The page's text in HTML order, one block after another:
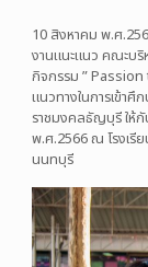
10 สิงหาคม พ.ศ
งานแนะแนว คณะบริ
กิจกรรม ” Passion
แนวทางในการเข้า
ราชมงคลธัญบุรี ให้
พ.ศ.2566 ณ โรงเรี
นนทบุรี